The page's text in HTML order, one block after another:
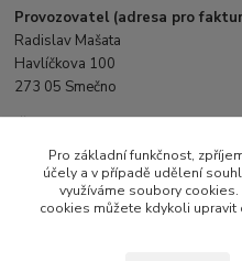
Provozovatel (adresa pro
Radislav Mašata
Havlíčkova 100
273 05 Smečno
DIČ: CZ7707030023
Mobil: 607 625 725
E-mail:info@fotbalove-branky.cz
Pro základní funkčnost,
účely a v případě udělení
využíváme soubory
cookies můžete kdykoli